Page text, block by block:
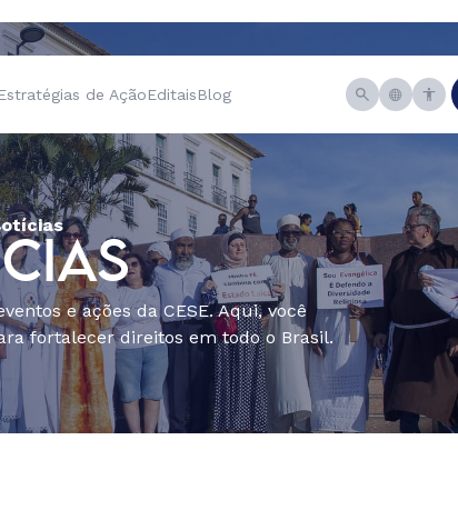
Estratégias de AçãoEditaisBlog
e ações da CESE. Aqui, você
fortalecer direitos em todo o Brasil.